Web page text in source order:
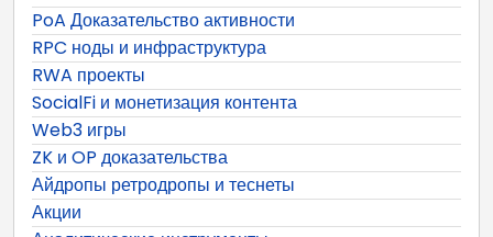
PoA Доказательство активности
RPC ноды и инфраструктура
RWA проекты
SocialFi и монетизация контента
Web3 игры
ZK и OP доказательства
Айдропы ретродропы и теснеты
Акции